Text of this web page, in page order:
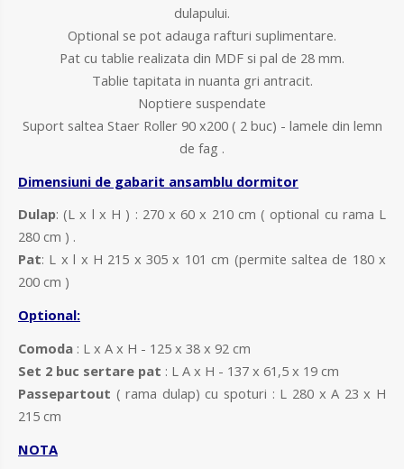
dulapului.
Optional se pot adauga rafturi suplimentare.
Pat cu tablie realizata din MDF si pal de 28 mm.
Tablie tapitata in nuanta gri antracit.
Noptiere suspendate
Suport saltea Staer Roller 90 x200 ( 2 buc) - lamele din lemn
de fag .
Dimensiuni de gabarit ansamblu dormitor
Dulap: (L x l x H ) : 270 x 60 x 210 cm ( optional cu rama L
280 cm ) .
Pat: L x l x H 215 x 305 x 101 cm (permite saltea de 180 x
200 cm )
Optional:
Comoda : L x A x H - 125 x 38 x 92 cm
Set 2 buc sertare pat : L A x H - 137 x 61,5 x 19 cm
Passepartout ( rama dulap) cu spoturi : L 280 x A 23 x H
215 cm
NOTA